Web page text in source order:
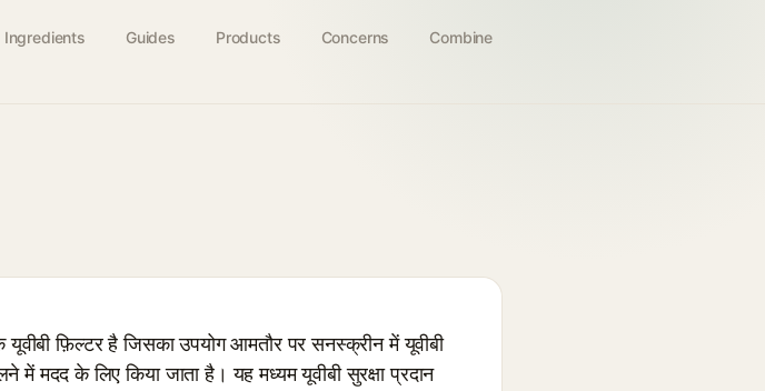
Ingredients Guides Products Concerns Combine
फ़िल्टर है जिसका उपयोग आमतौर पर सनस्क्रीन में यूवीबी
मदद के लिए किया जाता है। यह मध्यम यूवीबी सुरक्षा प्रदान